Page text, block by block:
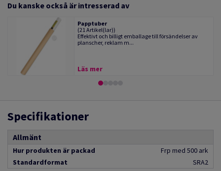
Du kanske också är intresserad av
Papptuber
(21 Artikel(lar))
Effektivt och billigt emballage till försändelser av
planscher, reklam m...
Läs mer
Specifikationer
Allmänt
Hur produkten är packad
Frp med 500 ark
Standardformat
SRA2